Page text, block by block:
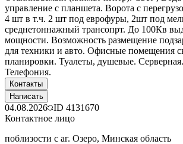
управление с планшета. Ворота с
4 шт в т.ч. 2 шт под еврофуры, 2шт под
среднетоннажный трансопрт. До 100Кв
мощности. Возможность размещение
для техники и авто. Офисные помещения
планировки. Туалеты, душевые.
Телефония.
Контакты
Написать
04.08.2026 ID 4131670
Контактное лицо
поблизости с аг. Озеро, Минская область